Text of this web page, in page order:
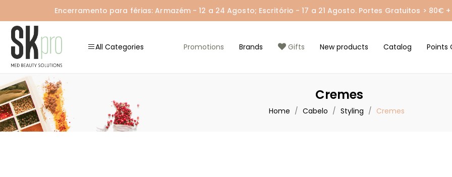
Encerramento para férias: Armazém - 12 a 24 Agosto; Escritório - 17 a 21 Agosto. Portes Gratuitos > 80€
All Categories Promotions Brands Gifts New products Catalog Points
Cremes
Home Cabelo Styling Cremes